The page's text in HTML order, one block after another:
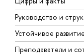
Руководство и
Устойчивое
Преподаватели и